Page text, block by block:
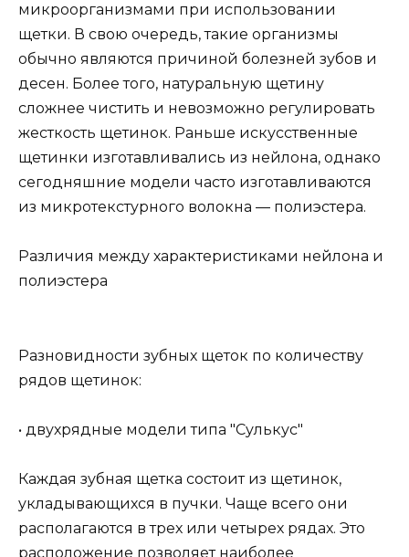
микроорганизмами при использовании
щетки. В свою очередь, такие организмы
обычно являются причиной болезней зубов и
десен. Более того, натуральную щетину
сложнее чистить и невозможно регулировать
жесткость щетинок. Раньше искусственные
щетинки изготавливались из нейлона, однако
сегодняшние модели часто изготавливаются
из микротекстурного волокна — полиэстера.
Различия между характеристиками нейлона и
полиэстера
Разновидности зубных щеток по количеству
рядов щетинок:
• двухрядные модели типа "Сулькус"
Каждая зубная щетка состоит из щетинок,
укладывающихся в пучки. Чаще всего они
располагаются в трех или четырех рядах. Это
расположение позволяет наиболее